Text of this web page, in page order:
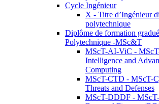
Cycle Ingénieur
X - Titre d’Ingénieur
polytechnique
Diplôme de formation
Polytechnique -MSc&T
MScT-AI-ViC -
Intelligence and
Computing
MScT-CTD - MScT-
Threats and Defenses
MScT-DDDF -